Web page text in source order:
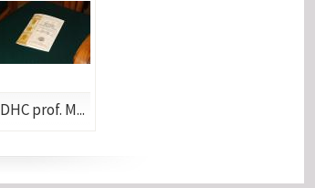
DHC prof. M...